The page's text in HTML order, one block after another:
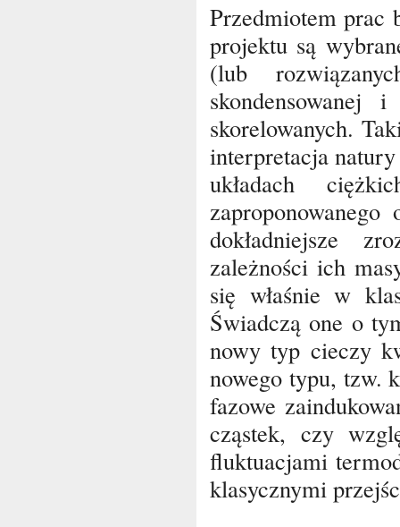
Przedmiotem prac
projektu są
(lub
skondensowanej
skorelowanych.
interpretacja
układach
dokładniejsze
zależności ich
się właśnie w
Świadczą one o
nowy typ cieczy
nowego typu, tzw.
fazowe
cząstek, czy
fluktuacjami
klasycznymi